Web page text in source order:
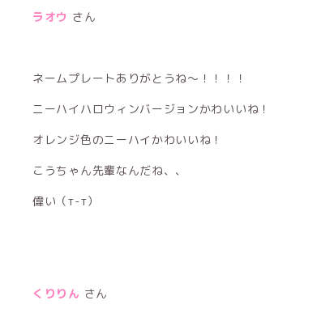
ラオウ さん
ネームプレートありがとうね〜！！！！
ニーハイハロウィンバージョンかわいいね！
オレンジ色のニーハイかわいいね！
こうちゃん先輩なんだね、、
偉い（т-т）
くりりん さん